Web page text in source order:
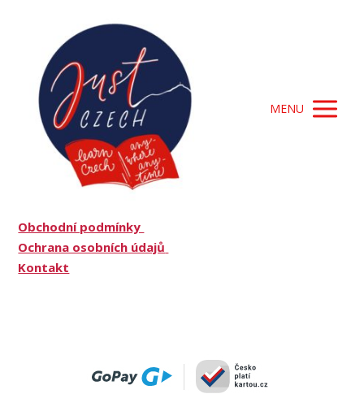
MENU
Obchodní podmínky
Ochrana osobních údajů
Kontakt